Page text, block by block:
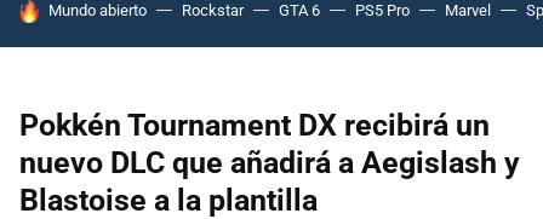
HOY SE HABLA DE
Mundo abierto Rockstar GTA 6 PS5 Pro Marvel
Pokkén Tournament DX recibirá un
nuevo DLC que añadirá a Aegislash y
Blastoise a la plantilla